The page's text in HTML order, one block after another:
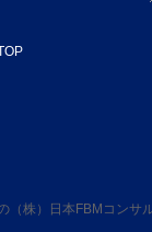
（株）日本FBMコンサ